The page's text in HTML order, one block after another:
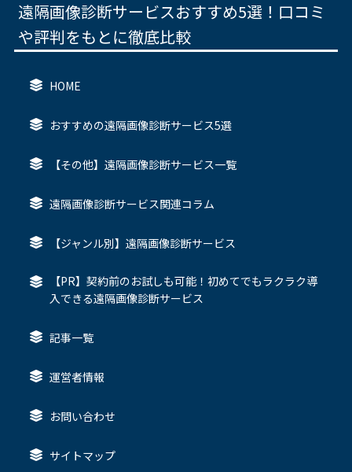
遠隔画像診断サービスおすすめ5選！口コミ
や評判をもとに徹底比較
HOME
おすすめの遠隔画像診断サービス5選
【その他】遠隔画像診断サービス一覧
遠隔画像診断サービス関連コラム
【ジャンル別】遠隔画像診断サービス
【PR】契約前のお試しも可能！初めてでもラクラク導
入できる遠隔画像診断サービス
記事一覧
運営者情報
お問い合わせ
サイトマップ